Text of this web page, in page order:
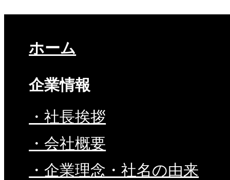
ホーム
企業情報
・社長挨拶
・会社概要
・企業理念・社名の由来